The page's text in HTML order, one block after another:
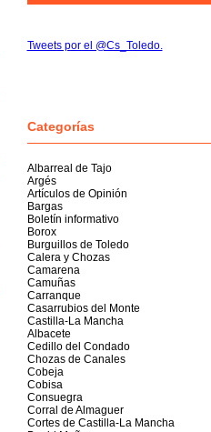
Tweets por el @Cs_Toledo.
Categorías
Albarreal de Tajo
Argés
Artículos de Opinión
Bargas
Boletín informativo
Borox
Burguillos de Toledo
Calera y Chozas
Camarena
Camuñas
Carranque
Casarrubios del Monte
Castilla-La Mancha
Albacete
Cedillo del Condado
Chozas de Canales
Cobeja
Cobisa
Consuegra
Corral de Almaguer
Cortes de Castilla-La Mancha